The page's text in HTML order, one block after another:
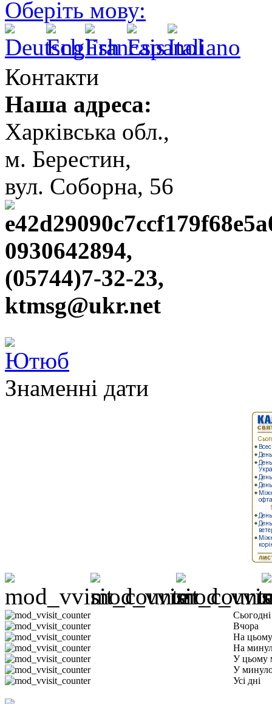
Оберіть мову:
Контакти
Наша адреса:
Харківська обл.,
м. Берестин,
вул. Cоборна, 56
0930642894,
(05744)7-32-23,
ktmsg@ukr.net
Знаменні дати
Сьогодні
Вчора
На
На
У цьому
У
Усі дні